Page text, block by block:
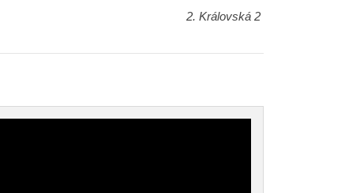
2. Královská 2